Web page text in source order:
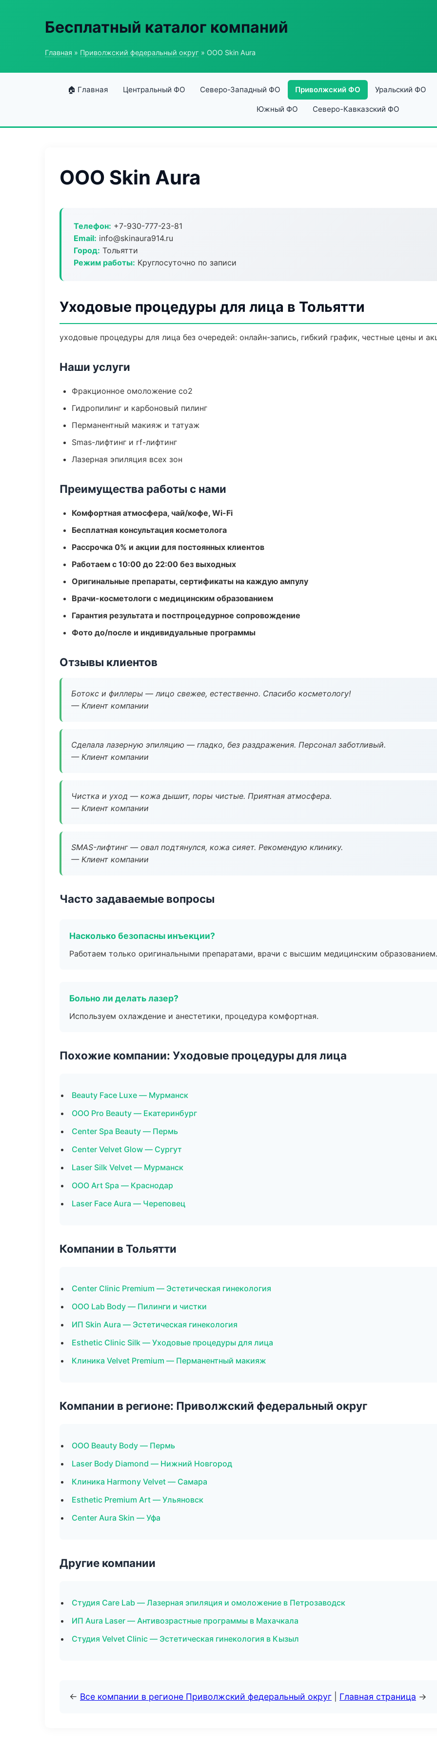
Бесплатный каталог компаний
Главная » Приволжский федеральный округ » ООО Skin Aura
🏠 Главная Центральный ФО Северо-Западный ФО Приволжский ФО Уральский ФО
Южный ФО Северо-Кавказский ФО
ООО Skin Aura
Телефон: +7-930-777-23-81
Email: info@skinaura914.ru
Город: Тольятти
Режим работы: Круглосуточно по записи
Уходовые процедуры для лица в Тольятти
уходовые процедуры для лица без очередей: онлайн-запись, гибкий график, честные цены и
Наши услуги
Фракционное омоложение co2
Гидропилинг и карбоновый пилинг
Перманентный макияж и татуаж
Smas-лифтинг и rf-лифтинг
Лазерная эпиляция всех зон
Преимущества работы с нами
Комфортная атмосфера, чай/кофе, Wi-Fi
Бесплатная консультация косметолога
Рассрочка 0% и акции для постоянных клиентов
Работаем с 10:00 до 22:00 без выходных
Оригинальные препараты, сертификаты на каждую ампулу
Врачи-косметологи с медицинским образованием
Гарантия результата и постпроцедурное сопровождение
Фото до/после и индивидуальные программы
Отзывы клиентов
Ботокс и филлеры — лицо свежее, естественно. Спасибо косметологу!
— Клиент компании
Сделала лазерную эпиляцию — гладко, без раздражения. Персонал заботливый.
— Клиент компании
Чистка и уход — кожа дышит, поры чистые. Приятная атмосфера.
— Клиент компании
SMAS-лифтинг — овал подтянулся, кожа сияет. Рекомендую клинику.
— Клиент компании
Часто задаваемые вопросы
Насколько безопасны инъекции?
Работаем только оригинальными препаратами, врачи с высшим медицинским образованием.
Больно ли делать лазер?
Используем охлаждение и анестетики, процедура комфортная.
Похожие компании: Уходовые процедуры для лица
Beauty Face Luxe — Мурманск
ООО Pro Beauty — Екатеринбург
Center Spa Beauty — Пермь
Center Velvet Glow — Сургут
Laser Silk Velvet — Мурманск
ООО Art Spa — Краснодар
Laser Face Aura — Череповец
Компании в Тольятти
Center Clinic Premium — Эстетическая гинекология
ООО Lab Body — Пилинги и чистки
ИП Skin Aura — Эстетическая гинекология
Esthetic Clinic Silk — Уходовые процедуры для лица
Клиника Velvet Premium — Перманентный макияж
Компании в регионе: Приволжский федеральный округ
ООО Beauty Body — Пермь
Laser Body Diamond — Нижний Новгород
Клиника Harmony Velvet — Самара
Esthetic Premium Art — Ульяновск
Center Aura Skin — Уфа
Другие компании
Студия Care Lab — Лазерная эпиляция и омоложение в Петрозаводск
ИП Aura Laser — Антивозрастные программы в Махачкала
Студия Velvet Clinic — Эстетическая гинекология в Кызыл
← Все компании в регионе Приволжский федеральный округ Главная страница →